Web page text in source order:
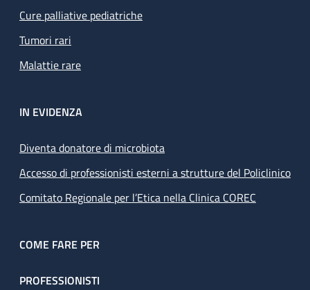
Cure palliative pediatriche
Tumori rari
Malattie rare
IN EVIDENZA
Diventa donatore di microbiota
Accesso di professionisti esterni a strutture del Policlinico
Comitato Regionale per l’Etica nella Clinica COREC
COME FARE PER
PROFESSIONISTI